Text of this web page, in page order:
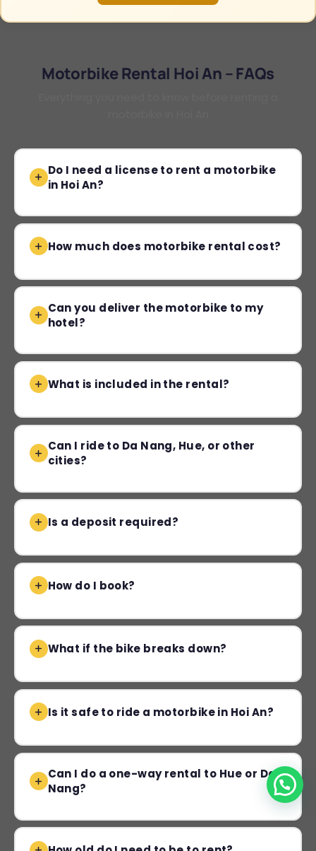
Motorbike Rental Hoi An – FAQs
Do I need a license to rent a motorbike
in Hoi An?
How much does motorbike rental cost?
Can you deliver the motorbike to my
hotel?
What is included in the rental?
Can I ride to Da Nang, Hue, or other
cities?
Is a deposit required?
How do I book?
What if the bike breaks down?
Is it safe to ride a motorbike in Hoi An?
Can I do a one-way rental to Hue or Da
Nang?